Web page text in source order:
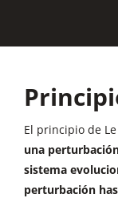
El principio de
una
sistema
perturbación